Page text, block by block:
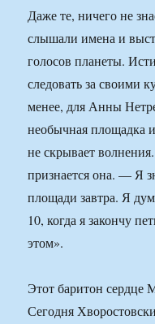
Даже те, ничего не
слышали имена и
голосов планеты.
следовать за своими
менее, для Анны
необычная площадка
не скрывает
признается она. — Я
площади завтра. Я
10, когда я закончу
этом».
Этот баритон
Сегодня